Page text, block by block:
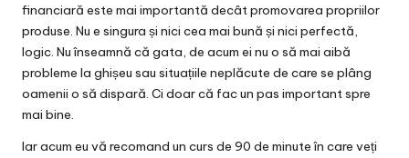
financiară este mai importantă decât promovarea propriilor
produse. Nu e singura și nici cea mai bună și nici perfectă,
logic. Nu înseamnă că gata, de acum ei nu o să mai aibă
probleme la ghișeu sau situațiile neplăcute de care se plâng
oamenii o să dispară. Ci doar că fac un pas important spre
mai bine.
Iar acum eu vă recomand un curs de 90 de minute în care veți